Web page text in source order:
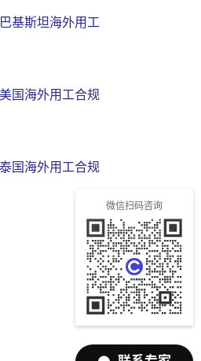
基斯坦海外用工
国海外用工合规
国海外用工合规
微信扫码咨询